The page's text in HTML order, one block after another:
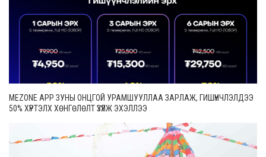
MEZONE APP ЗУНЫ ОНЦГОЙ УРАМШУУЛЛАА ЗАРЛАЖ, ГИШҮҮНЧЛЭЛДЭЭ
50% ХҮРТЭЛХ ХӨНГӨЛӨЛТ ҮЗҮҮЛЖ ЭХЭЛЛЭЭ